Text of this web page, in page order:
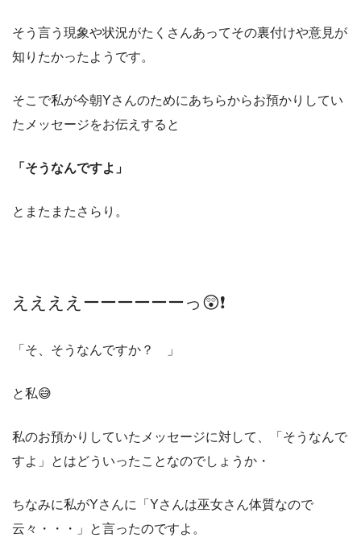
そう言う現象や状況がたくさんあってその裏付けや意見が
知りたかったようです。
そこで私が今朝Yさんのためにあちらからお預かりしてい
たメッセージをお伝えすると
「そうなんですよ」
とまたまたさらり。
ええええーーーーーーっ😲❗️
「そ、そうなんですか？ 」
と私😅
私のお預かりしていたメッセージに対して、「そうなんで
すよ」とはどういったことなのでしょうか・
ちなみに私がYさんに「Yさんは巫女さん体質なので
云々・・・」と言ったのですよ。